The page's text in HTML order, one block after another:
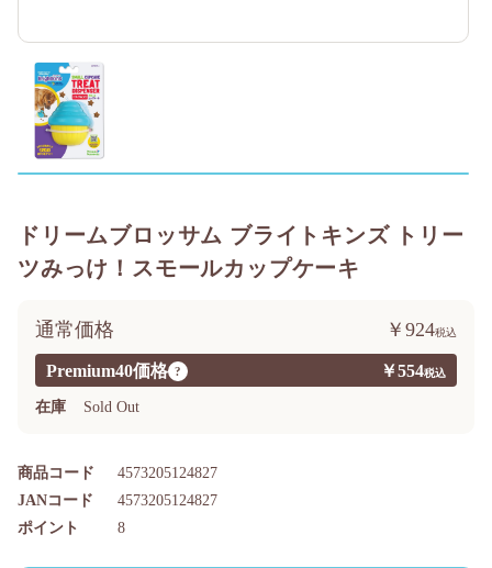
ドリームブロッサム ブライトキンズ トリー
ツみっけ！スモールカップケーキ
Premium40価格 ? ￥554
通常価格 ￥924
在庫 Sold Out
商品コード 4573205124827
ポイント 8
JANコード 4573205124827